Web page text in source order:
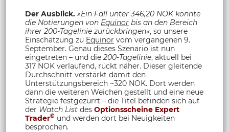
Der Ausblick. »Ein Fall unter 346,20 NOK könnte
die Notierungen von Equinor bis an den Bereich
ihrer 200-Tagelinie zurückbringen«, so unsere
Einschätzung zu Equinor vom vergangenen 9.
September. Genau dieses Szenario ist nun
eingetreten – und die 200-Tagelinie, aktuell bei
317 NOK verlaufend, rückt näher. Dieser gleitende
Durchschnitt verstärkt damit den
Unterstützungsbereich ~320 NOK. Dort werden
dann die weiteren Weichen gestellt und eine neue
Strategie festgezurrt – die Titel befinden sich auf
der Watch List des Optionsscheine Expert
Trader© und werden dort bei Neuigkeiten
besprochen.